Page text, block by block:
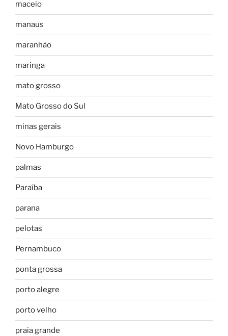
maceio
manaus
maranhão
maringa
mato grosso
Mato Grosso do Sul
minas gerais
Novo Hamburgo
palmas
Paraíba
parana
pelotas
Pernambuco
ponta grossa
porto alegre
porto velho
praia grande